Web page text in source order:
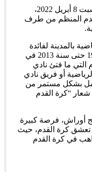
شهد الملعب البلدي أول يوم أمس السبت 8 أبريل 2022،
المنظم من طرف
بالمدينة لفائدة
الشباب والأطفال من مواليد سنة 1999 حتى سنة 2013 في
التي ما فتئ نادي
أو فريق نادي
بشكل مستمر من
“كرة القدم
أوراش، فرصة كبيرة
تعشق كرة القدم، حيث
في كرة القدم